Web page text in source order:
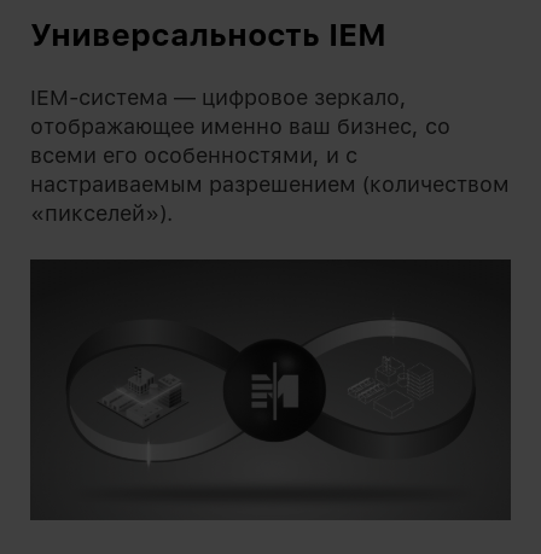
Универсальность IEM
IEM-система — цифровое зеркало,
отображающее именно ваш бизнес, со
всеми его особенностями, и с
настраиваемым разрешением (количеством
«пикселей»).